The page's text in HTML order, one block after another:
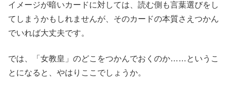
イメージが暗いカードに対しては、読む側も言葉選びをし
てしまうかもしれませんが、そのカードの本質さえつかん
でいれば大丈夫です。
では、「女教皇」のどこをつかんでおくのか……というこ
とになると、やはりここでしょうか。